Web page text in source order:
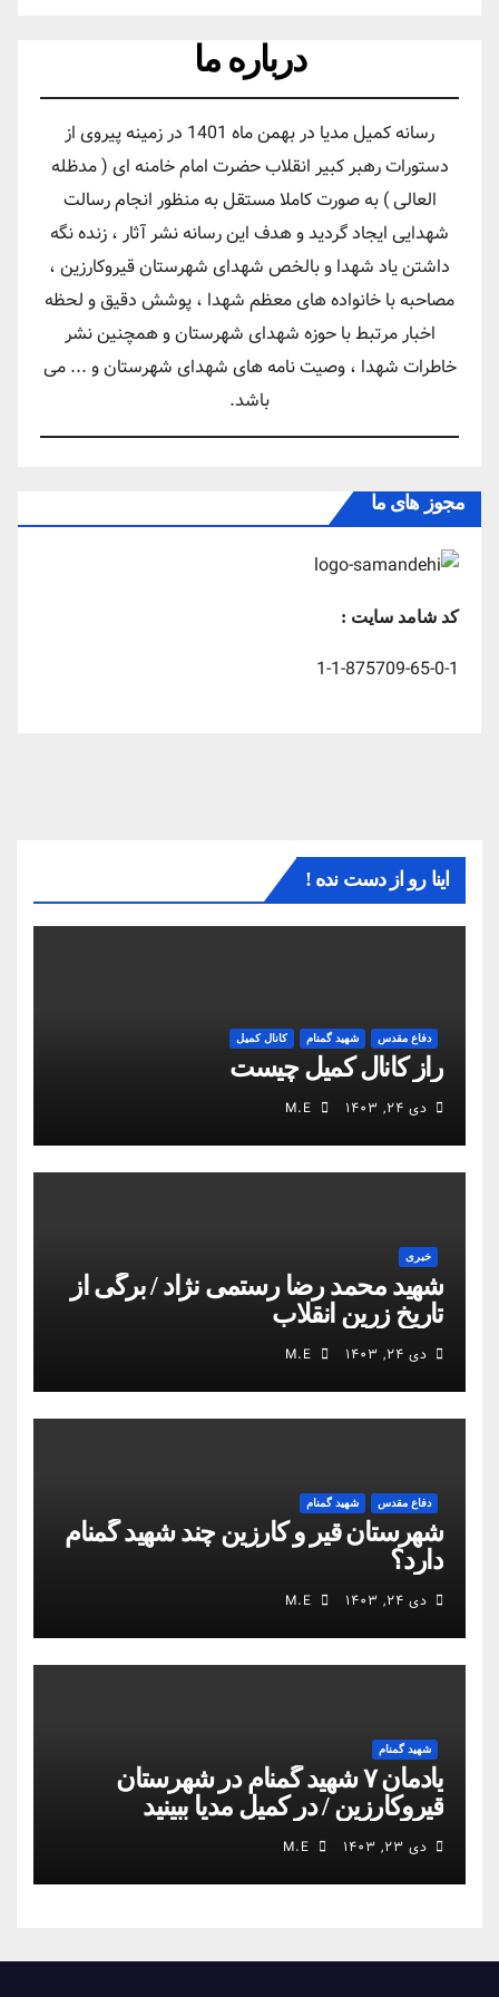
درباره ما
رسانه کمیل مدیا در بهمن ماه 1401 در زمینه پیروی از
دستورات رهبر کبیر انقلاب حضرت امام خامنه ای ( مدظله
العالی ) به صورت کاملا مستقل به منظور انجام رسالت
شهدایی ایجاد گردید و هدف این رسانه نشر آثار ، زنده نگه
داشتن یاد شهدا و بالخص شهدای شهرستان قیروکارزین ،
مصاحبه با خانواده های معظم شهدا ، پوشش دقیق و لحظه
اخبار مرتبط با حوزه شهدای شهرستان و همچنین نشر
خاطرات شهدا ، وصیت نامه های شهدای شهرستان و ... می
باشد.
مجوز های ما
کد شامد سایت :
1-1-875709-65-0-1
اینا رو از دست نده !
دفاع مقدس شهید گمنام کانال کمیل
راز کانال کمیل چیست
دی ۲۴, ۱۴۰۳
خبری
شهید محمد رضا رستمی نژاد / برگی از
تاریخ زرین انقلاب
دی ۲۴, ۱۴۰۳
دفاع مقدس شهید گمنام
شهرستان قیر و کارزین چند شهید گمنام
دارد؟
دی ۲۴, ۱۴۰۳
شهید گمنام
یادمان ۷ شهید گمنام در شهرستان
قیروکارزین / در کمیل مدیا ببینید
دی ۲۳, ۱۴۰۳